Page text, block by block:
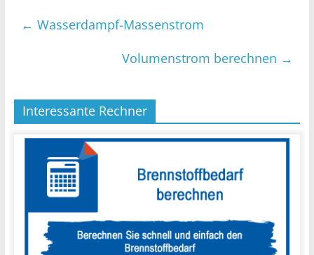
← Wasserdampf-Massenstrom
Volumenstrom berechnen →
Interessante Rechner